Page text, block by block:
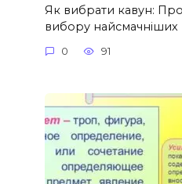
Як вибрати кавун:
вибору найсмачніших
0 91